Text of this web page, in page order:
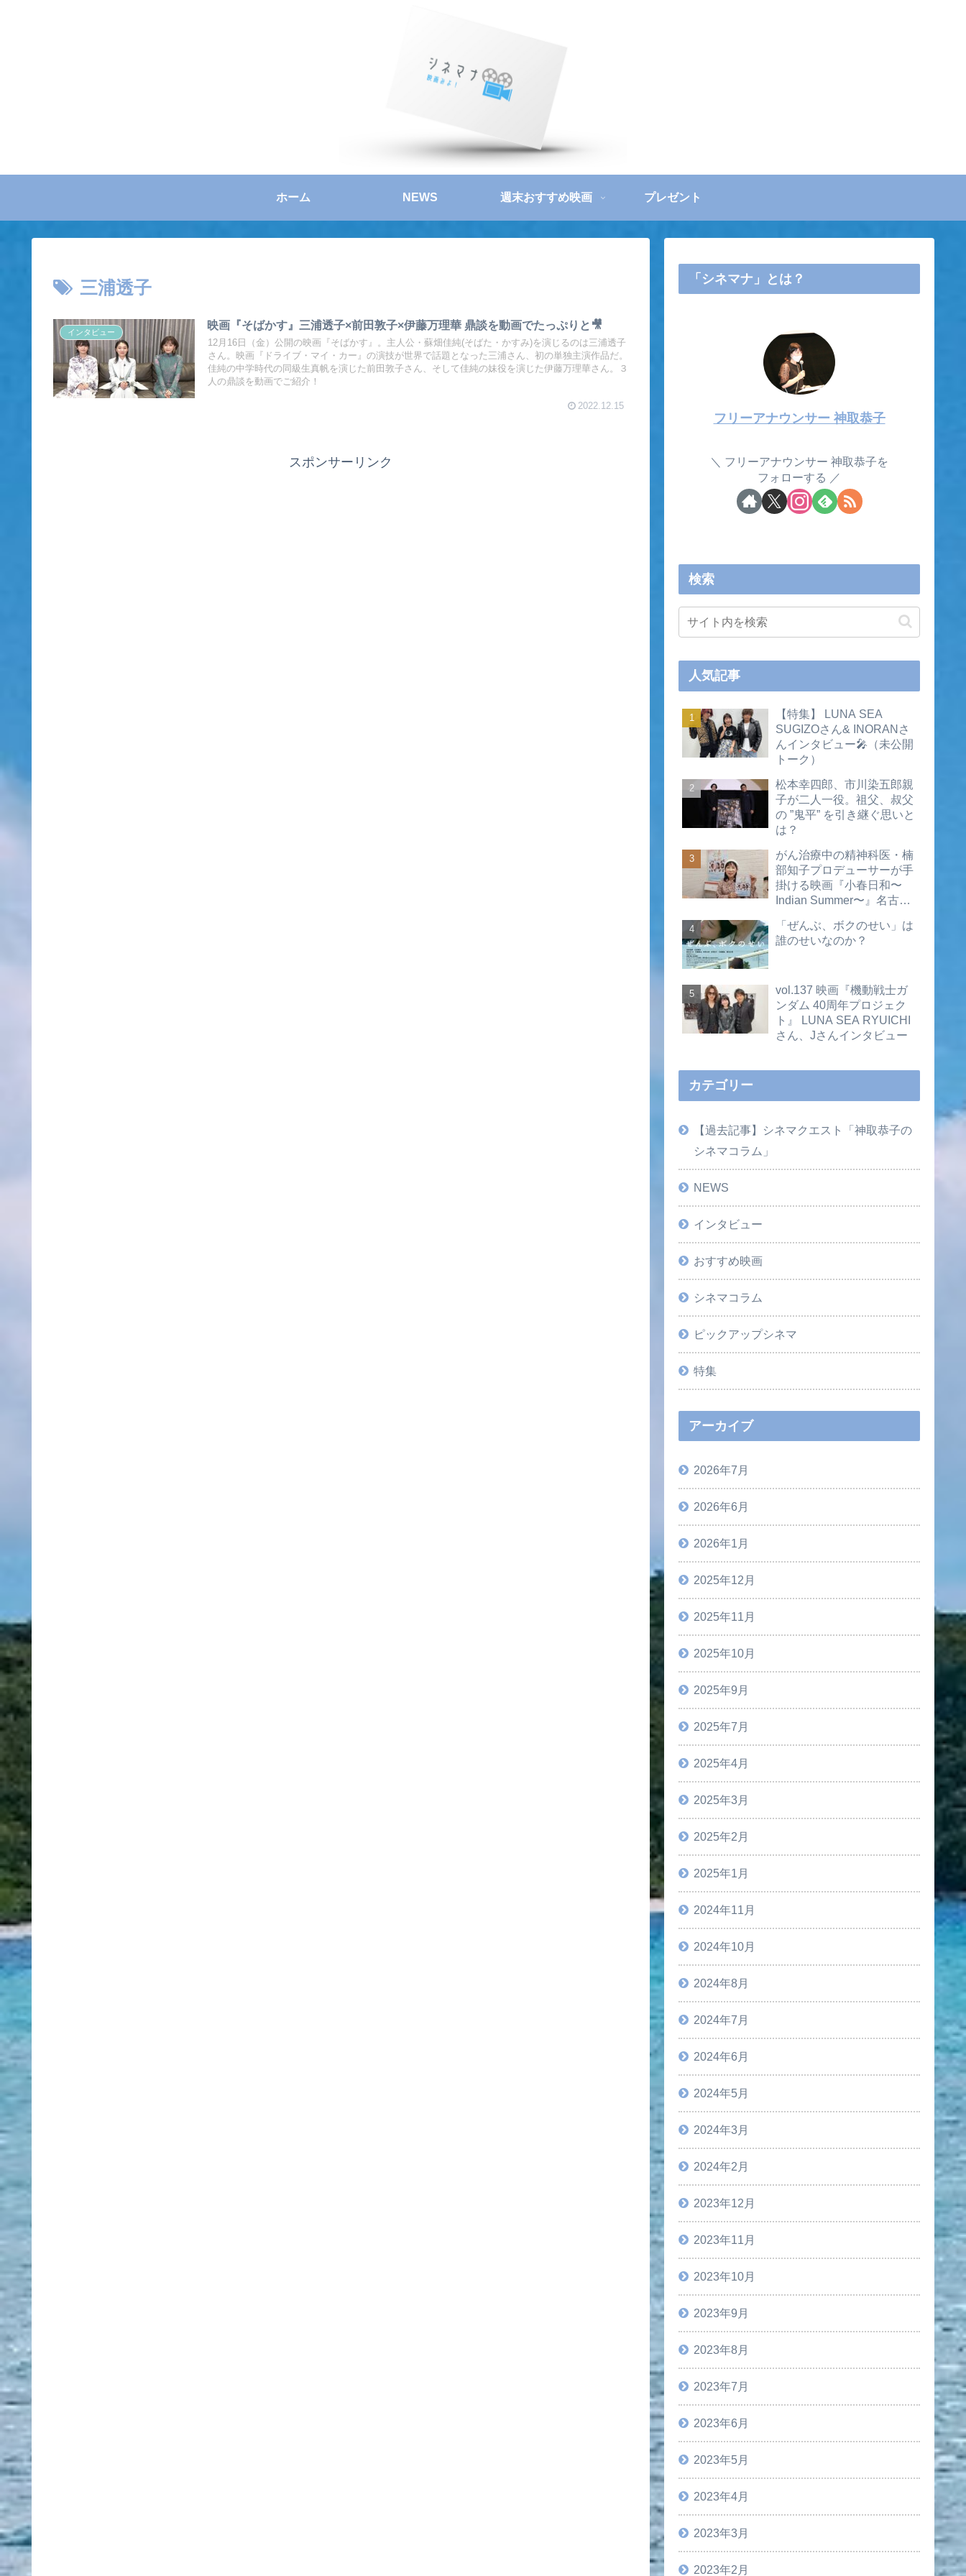
ホーム NEWS 週末おすすめ映画 プレゼント
三浦透子
インタビュー
映画『そばかす』三浦透子×前田敦子×伊藤万理華 鼎談を動画でたっぷりと🎥
12月16日（金）公開の映画『そばかす』。主人公・蘇畑佳純(そばた・かすみ)を演じるのは三浦透子
さん。映画『ドライブ・マイ・カー』の演技が世界で話題となった三浦さん、初の単独主演作品だ。
佳純の中学時代の同級生真帆を演じた前田敦子さん、そして佳純の妹役を演じた伊藤万理華さん。３
人の鼎談を動画でご紹介！
2022.12.15
スポンサーリンク
「シネマナ」とは？
フリーアナウンサー 神取恭子
フリーアナウンサー 神取恭子を
フォローする
検索
人気記事
【特集】 LUNA SEA
SUGIZOさん& INORANさ
んインタビュー🎤（未公開
トーク）
松本幸四郎、市川染五郎親
子が二人一役。祖父、叔父
の ”鬼平” を引き継ぐ思いと
は？
がん治療中の精神科医・楠
部知子プロデューサーが手
掛ける映画『小春日和〜
Indian Summer〜』名古屋
画あり）
「ぜんぶ、ボクのせい」は
誰のせいなのか？
vol.137 映画『機動戦士ガ
ンダム 40周年プロジェク
ト』 LUNA SEA RYUICHI
さん、Jさんインタビュー
カテゴリー
【過去記事】シネマクエスト「神取恭子の
シネマコラム」
NEWS
インタビュー
おすすめ映画
シネマコラム
ピックアップシネマ
特集
アーカイブ
2026年7月
2026年6月
2026年1月
2025年12月
2025年11月
2025年10月
2025年9月
2025年7月
2025年4月
2025年3月
2025年2月
2025年1月
2024年11月
2024年10月
2024年8月
2024年7月
2024年6月
2024年5月
2024年3月
2024年2月
2023年12月
2023年11月
2023年10月
2023年9月
2023年8月
2023年7月
2023年6月
2023年5月
2023年4月
2023年3月
2023年2月